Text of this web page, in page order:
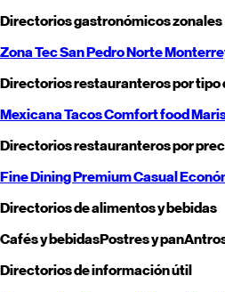
Directorios gastronómicos zonales
Zona TecSan PedroNorte
Directorios restauranteros por tipo
MexicanaTacosComfort food
Directorios restauranteros por
Fine DiningPremiumCasual
Directorios de alimentos y bebidas
Cafés y bebidasPostres y pan
Directorios de información útil